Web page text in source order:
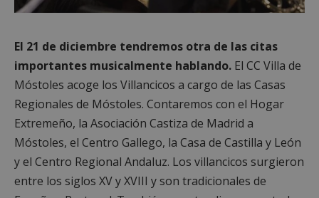
El 21 de diciembre tendremos otra de las citas
importantes musicalmente hablando. El CC Villa de
Móstoles acoge los Villancicos a cargo de las Casas
Regionales de Móstoles. Contaremos con el Hogar
Extremeño, la Asociación Castiza de Madrid a
Móstoles, el Centro Gallego, la Casa de Castilla y León
y el Centro Regional Andaluz. Los villancicos surgieron
entre los siglos XV y XVIII y son tradicionales de